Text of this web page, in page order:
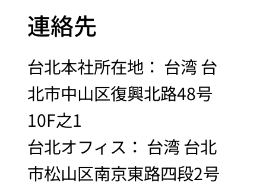
連絡先
台北本社所在地： 台湾 台
北市中山区復興北路48号
10F之1
台北オフィス： 台湾 台北
市松山区南京東路四段2号